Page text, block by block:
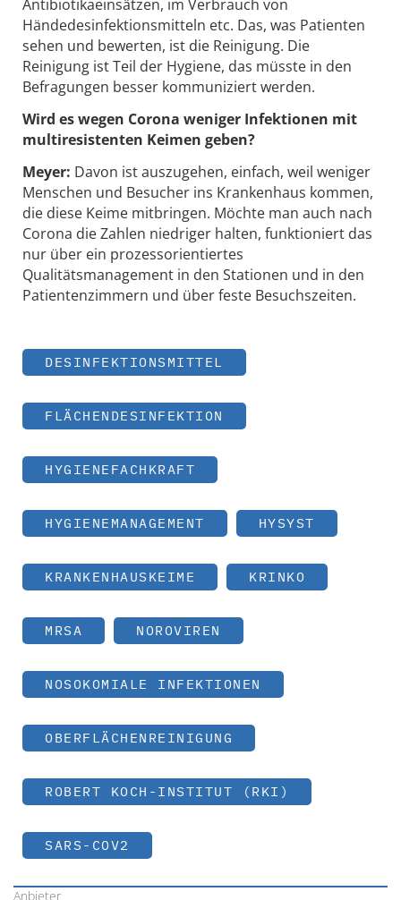
Antibiotikaeinsätzen, im Verbrauch von
Händedesinfektionsmitteln etc. Das, was Patienten
sehen und bewerten, ist die Reinigung. Die
Reinigung ist Teil der Hygiene, das müsste in den
Befragungen besser kommuniziert werden.
Wird es wegen Corona weniger Infektionen mit
multiresistenten Keimen geben?
Meyer: Davon ist auszugehen, einfach, weil weniger
Menschen und Besucher ins Krankenhaus kommen,
die diese Keime mitbringen. Möchte man auch nach
Corona die Zahlen niedriger halten, funktioniert das
nur über ein prozessorientiertes
Qualitätsmanagement in den Stationen und in den
Patientenzimmern und über feste Besuchszeiten.
DESINFEKTIONSMITTEL
FLÄCHENDESINFEKTION
HYGIENEFACHKRAFT
HYGIENEMANAGEMENT HYSYST
KRANKENHAUSKEIME KRINKO
MRSA NOROVIREN
NOSOKOMIALE INFEKTIONEN
OBERFLÄCHENREINIGUNG
ROBERT KOCH-INSTITUT (RKI)
SARS-COV2
Anbieter